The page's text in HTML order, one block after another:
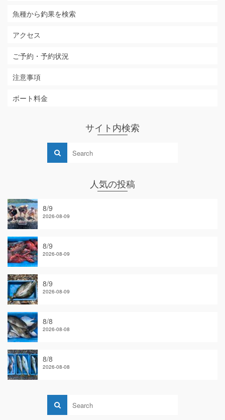
魚種から釣果を検索
アクセス
ご予約・予約状況
注意事項
ボート料金
サイト内検索
人気の投稿
8/9
2026-08-09
8/9
2026-08-09
8/9
2026-08-09
8/8
2026-08-08
8/8
2026-08-08